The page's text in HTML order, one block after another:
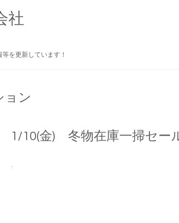
社
を更新しています！
ョン
1/10(金) 冬物在庫一掃セー
.